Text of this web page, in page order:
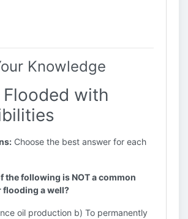
Knowledge
Flooded with
Choose the best answer for each
the following is NOT a common
flooding a well?
oil production b) To permanently